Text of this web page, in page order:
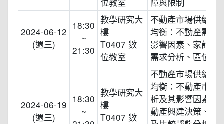
2024-06-12
(週三)
18:30
~
21:30
教學研究大
樓
T0407 數
位教室
不動產市場供給、
均衡：不動產需求
影響因素、家計單
需求分析、區位選
2024-06-19
(週三)
18:30
~
教學研究大
樓
T0407 數
不動產市場供給、
均衡：不動產市場
析及其影響因素、
動產興建決策、市